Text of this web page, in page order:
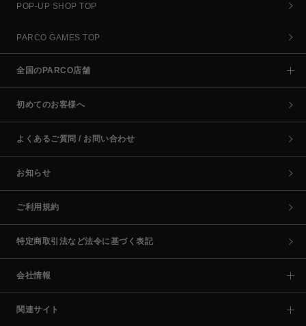
POP-UP SHOP TOP
PARCO GAMES TOP
全国のPARCO店舗
初めてのお客様へ
よくあるご質問 / お問い合わせ
お知らせ
ご利用規約
特定商取引法など法令に基づく表記
会社情報
関連サイト